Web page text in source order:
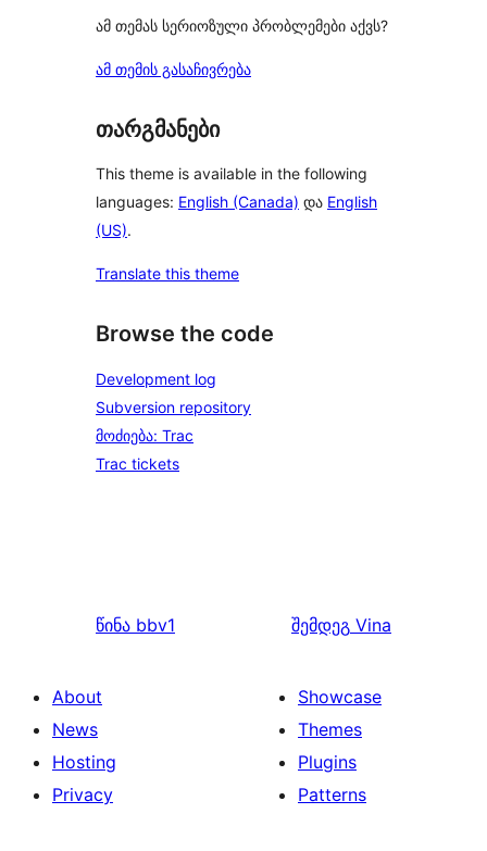
ამ თემას სერიოზული პრობლემები აქვს?
ამ თემის გასაჩივრება
თარგმანები
This theme is available in the following
languages: English (Canada) და English
(US).
Translate this theme
Browse the code
Development log
Subversion repository
მოძიება: Trac
Trac tickets
წინა bbv1 შემდეგ Vina
About
News
Hosting
Privacy
Showcase
Themes
Plugins
Patterns